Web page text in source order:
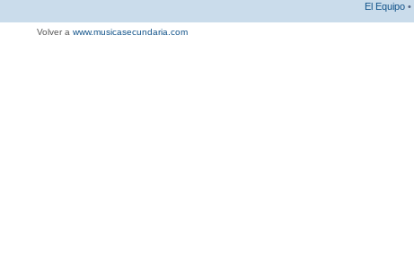
El Equipo •
Volver a www.musicasecundaria.com